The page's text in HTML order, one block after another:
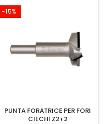
-15%
PUNTA FORATRICE PER FORI
CIECHI Z2+2